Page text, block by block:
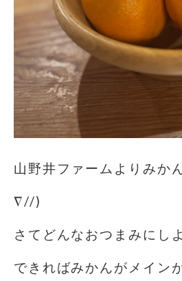
山野井ファームよりみか
∇//)
さてどんなおつまみにし
できればみかんがメイン